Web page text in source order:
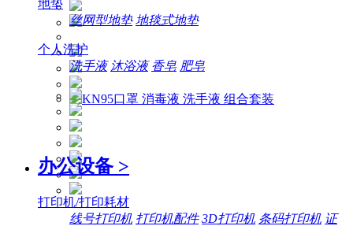
地垫
丝网型地垫 地毯式地垫
个人洗护
洗手液 沐浴液 香皂 肥皂
办公设备 >
打印机/打印耗材
线号打印机 打印机配件 3D打印机 条码打印机 证